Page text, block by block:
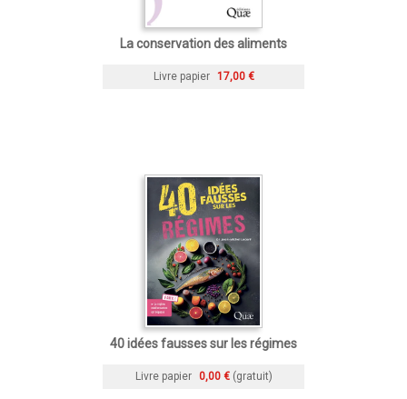
La conservation des aliments
Livre papier 17,00 €
40 idées fausses sur les régimes
Livre papier 0,00 € (gratuit)